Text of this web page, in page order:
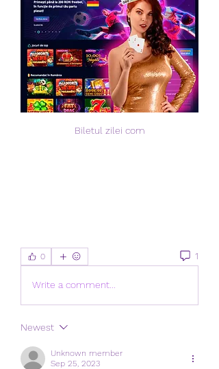
Biletul zilei com
0 1
Write a comment...
Newest
Unknown member
Sep 25, 2023